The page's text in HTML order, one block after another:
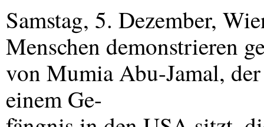
Samstag, 5. Dezember,
Menschen demonstrieren
von Mumia Abu-Jamal,
einem Ge-